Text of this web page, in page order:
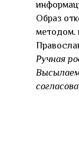
Образ
методом.
Ручная